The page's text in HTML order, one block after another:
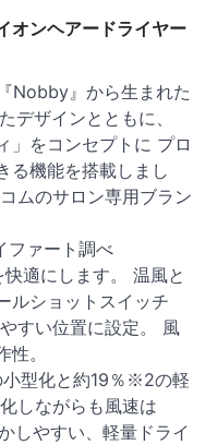
オンヘアードライヤー
Nobby』から生まれた
ザインとともに、
」をコンセプトに プロ
る機能を搭載しまし
ムのサロン専用ブラン
ァート調べ
適にします。 温風と
ルショットスイッチ
すい位置に設定。 風
。
型化と約19％※2の軽
しながらも風速は
しやすい、軽量ドライ